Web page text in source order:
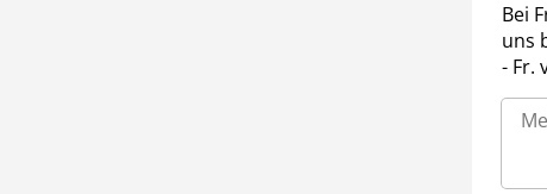
Bei
uns
- Fr.